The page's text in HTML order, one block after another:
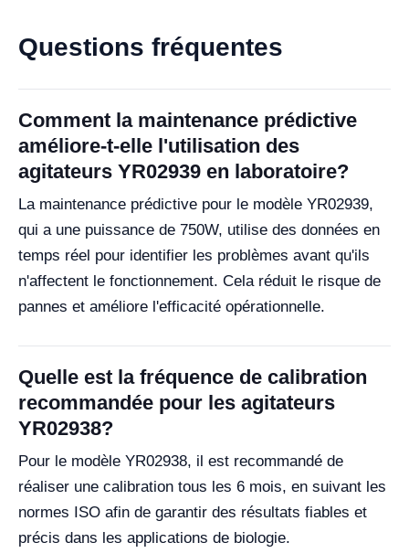
Questions fréquentes
Comment la maintenance prédictive
améliore-t-elle l'utilisation des
agitateurs YR02939 en laboratoire?
La maintenance prédictive pour le modèle YR02939,
qui a une puissance de 750W, utilise des données en
temps réel pour identifier les problèmes avant qu'ils
n'affectent le fonctionnement. Cela réduit le risque de
pannes et améliore l'efficacité opérationnelle.
Quelle est la fréquence de calibration
recommandée pour les agitateurs
YR02938?
Pour le modèle YR02938, il est recommandé de
réaliser une calibration tous les 6 mois, en suivant les
normes ISO afin de garantir des résultats fiables et
précis dans les applications de biologie.